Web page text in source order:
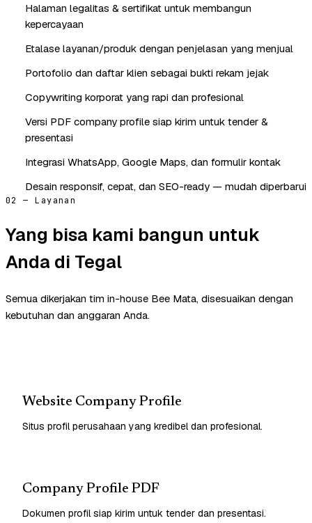
Halaman legalitas & sertifikat untuk membangun
kepercayaan
Etalase layanan/produk dengan penjelasan yang menjual
Portofolio dan daftar klien sebagai bukti rekam jejak
Copywriting korporat yang rapi dan profesional
Versi PDF company profile siap kirim untuk tender &
presentasi
Integrasi WhatsApp, Google Maps, dan formulir kontak
Desain responsif, cepat, dan SEO-ready — mudah diperbarui
02 — Layanan
Yang bisa kami bangun untuk
Anda di Tegal
Semua dikerjakan tim in-house Bee Mata, disesuaikan dengan
kebutuhan dan anggaran Anda.
Website Company Profile
Situs profil perusahaan yang kredibel dan profesional.
Company Profile PDF
Dokumen profil siap kirim untuk tender dan presentasi.